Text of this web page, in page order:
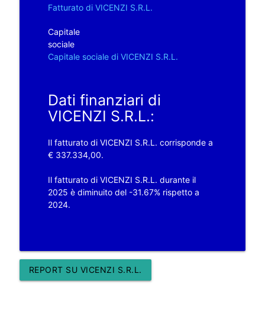
Fatturato di VICENZI S.R.L.
Capitale
sociale
Capitale sociale di VICENZI S.R.L.
Dati finanziari di
VICENZI S.R.L.:
Il fatturato di VICENZI S.R.L. corrisponde a
€ 337.334,00.
Il fatturato di VICENZI S.R.L. durante il
2025 è diminuito del -31.67% rispetto a
2024.
REPORT SU VICENZI S.R.L.